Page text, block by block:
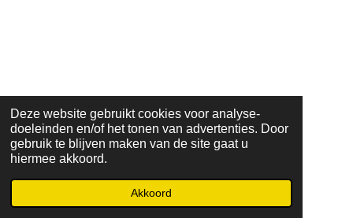
Deze website gebruikt cookies voor analyse-
doeleinden en/of het tonen van advertenties. Door
gebruik te blijven maken van de site gaat u
hiermee akkoord.
Akkoord
Powered by